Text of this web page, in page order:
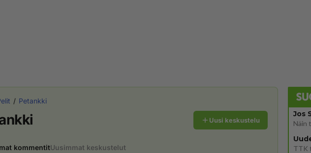
Petankki
Uusi keskustelu
kommentitUusimmat keskustelut